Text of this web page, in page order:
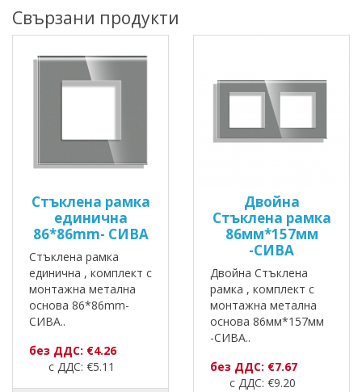
Свързани продукти
Стъклена рамка
единична
86*86mm- СИВА
Стъклена рамка
единична , комплект с
монтажна метална
основа 86*86mm-
СИВА..
без ДДС: €4.26
с ДДС: €5.11
Двойна
Стъклена рамка
86мм*157мм
-СИВА
Двойна Стъклена
рамка , комплект с
монтажна метална
основа 86мм*157мм
-СИВА..
без ДДС: €7.67
с ДДС: €9.20